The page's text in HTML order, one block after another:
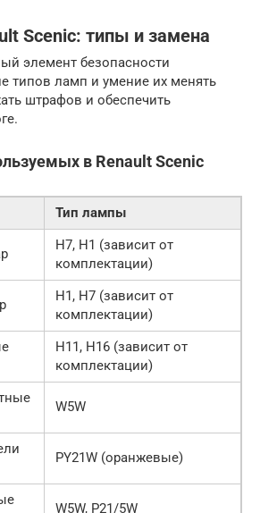
Scenic: типы и замена
элемент безопасности
типов ламп и умение их менять
штрафов и обеспечить
в Renault Scenic
Тип лампы
H7, H1 (зависит от
комплектации)
H1, H7 (зависит от
комплектации)
H11, H16 (зависит от
комплектации)
W5W
PY21W (оранжевые)
W5W, P21/5W